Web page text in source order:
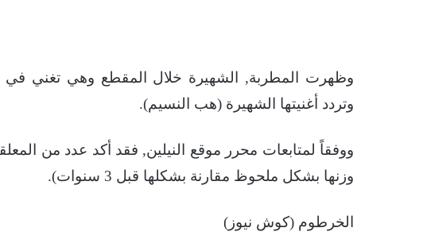
وظهرت المطربة, الشهيرة خلال المقطع وهي تغني في
وتردد أغنيتها الشهيرة (هب النسيم).
ووفقاً لمتابعات محرر موقع النيلين, فقد أكد عدد من
وزنها بشكل ملحوظ مقارنة بشكلها قبل 3 سنوات).
الخرطوم (كوش نيوز)